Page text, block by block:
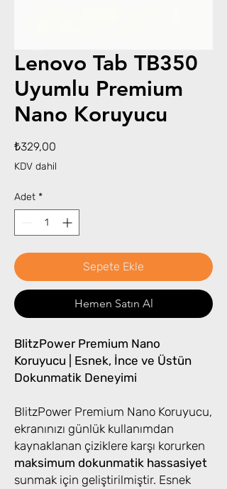
Lenovo Tab TB350
Uyumlu Premium
Nano Koruyucu
₺329,00
KDV dahil
Adet *
Sepete Ekle
Hemen Satın Al
BlitzPower Premium Nano
Koruyucu | Esnek, İnce ve Üstün
Dokunmatik Deneyimi
BlitzPower Premium Nano Koruyucu,
ekranınızı günlük kullanımdan
kaynaklanan çiziklere karşı korurken
maksimum dokunmatik hassasiyet
sunmak için geliştirilmiştir. Esnek